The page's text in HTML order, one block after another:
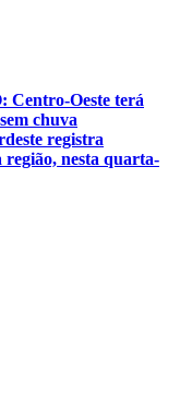
Oeste terá
chuva
registra
região, nesta quarta-